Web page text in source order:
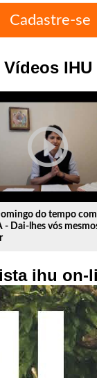
Vídeos IHU
play_circle_outline
do tempo
- Dai-lhes vós
ihu on-